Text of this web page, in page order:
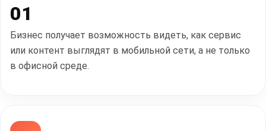
01
Бизнес получает возможность видеть, как сервис
или контент выглядят в мобильной сети, а не только
в офисной среде.